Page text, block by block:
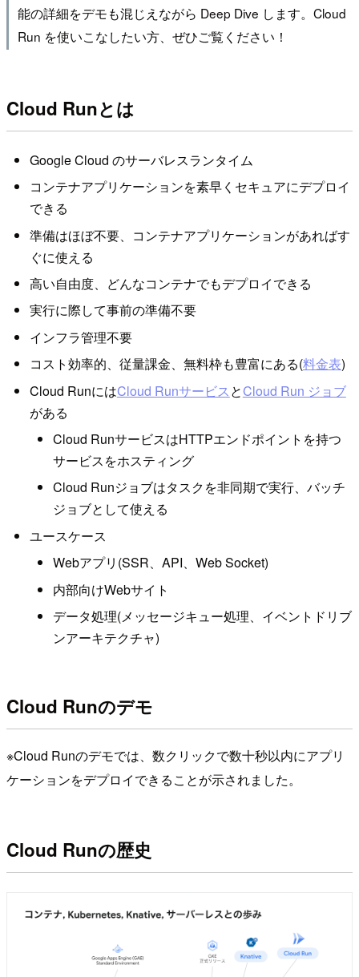
能の詳細をデモも混じえながら Deep Dive します。Cloud
Run を使いこなしたい方、ぜひご覧ください！
Cloud Runとは
Google Cloud のサーバレスランタイム
コンテナアプリケーションを素早くセキュアにデプロイ
できる
準備はほぼ不要、コンテナアプリケーションがあればす
ぐに使える
高い自由度、どんなコンテナでもデプロイできる
実行に際して事前の準備不要
インフラ管理不要
コスト効率的、従量課金、無料枠も豊富にある(料金表)
Cloud RunにはCloud RunサービスとCloud Run ジョブ
がある
Cloud RunサービスはHTTPエンドポイントを持つ
サービスをホスティング
Cloud Runジョブはタスクを非同期で実行、バッチ
ジョブとして使える
ユースケース
Webアプリ(SSR、API、Web Socket)
内部向けWebサイト
データ処理(メッセージキュー処理、イベントドリブ
ンアーキテクチャ)
Cloud Runのデモ
※Cloud Runのデモでは、数クリックで数十秒以内にアプリ
ケーションをデプロイできることが示されました。
Cloud Runの歴史